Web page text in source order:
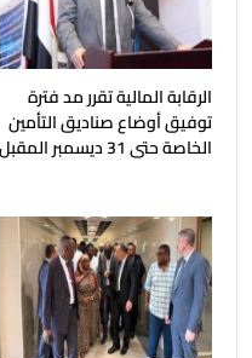
الرقابة المالية تقرر مد فترة
توفيق أوضاع صناديق التأمين
الخاصة حتى 31 ديسمبر المقبل